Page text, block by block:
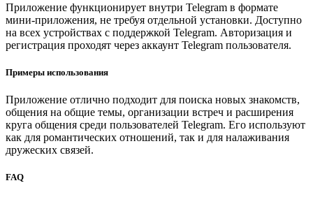
Приложение функционирует внутри Telegram в формате
мини-приложения, не требуя отдельной установки. Доступно
на всех устройствах с поддержкой Telegram. Авторизация и
регистрация проходят через аккаунт Telegram пользователя.
Примеры использования
Приложение отлично подходит для поиска новых знакомств,
общения на общие темы, организации встреч и расширения
круга общения среди пользователей Telegram. Его используют
как для романтических отношений, так и для налаживания
дружеских связей.
FAQ